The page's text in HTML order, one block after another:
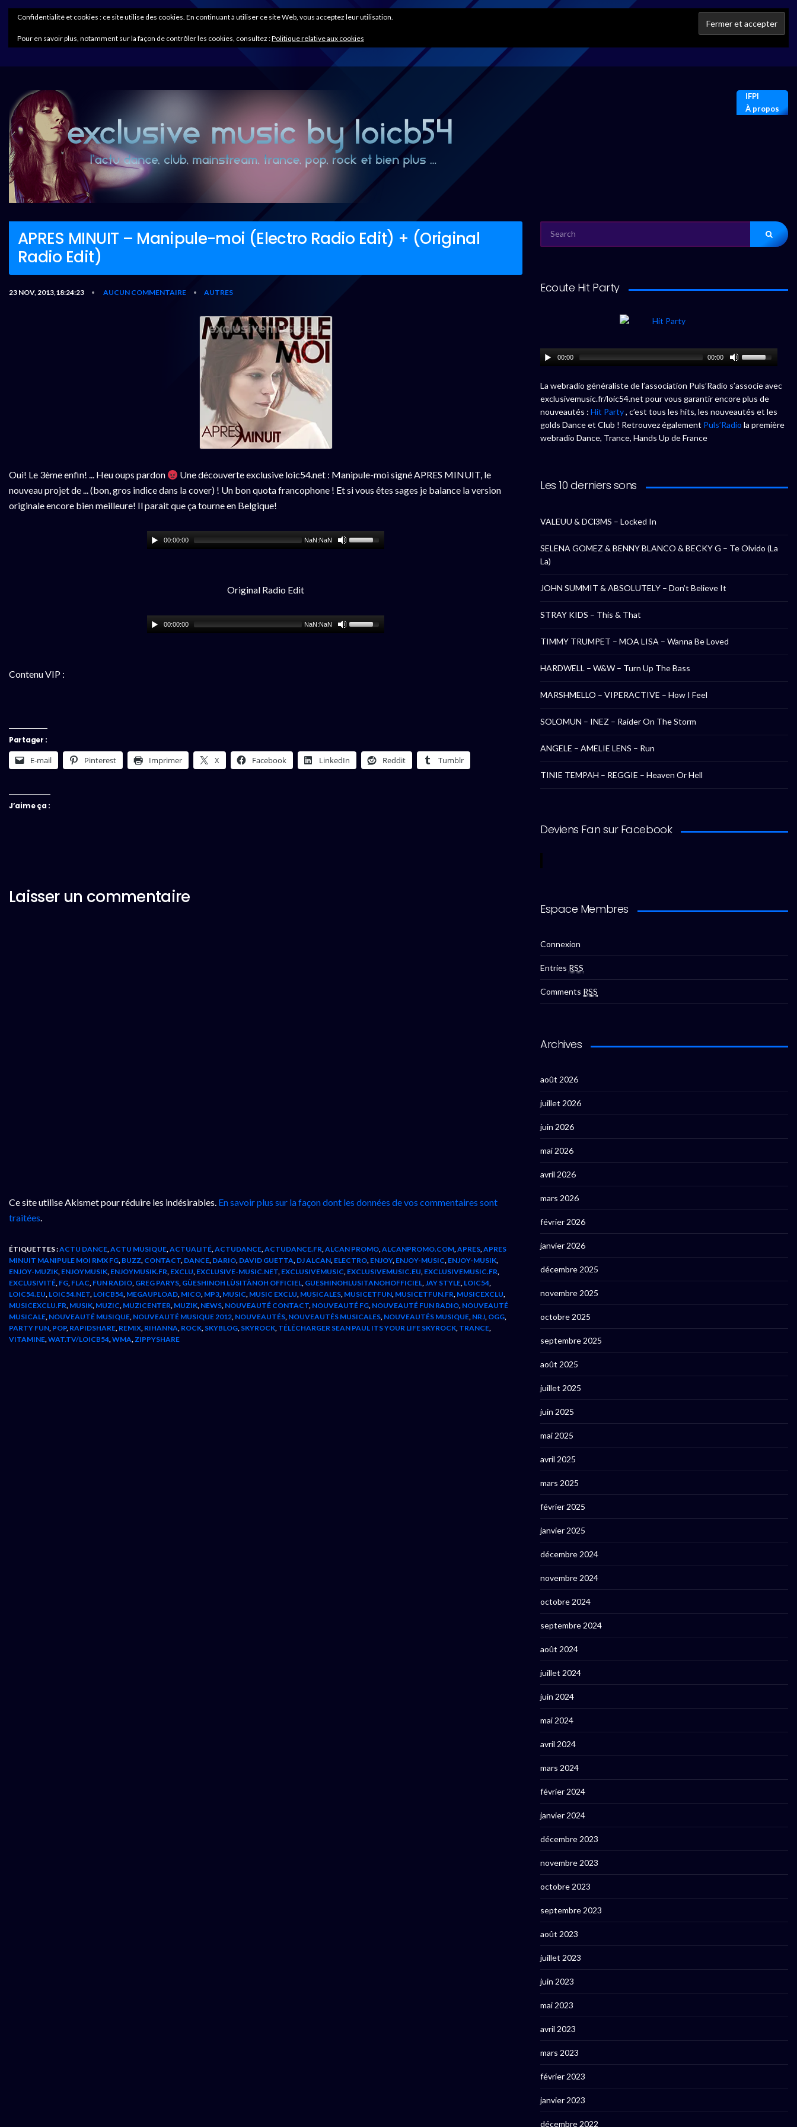
IFPI
À propos
APRES MINUIT – Manipule-moi (Electro Radio Edit) + (Original
Radio Edit)
23 NOV, 2013,18:24:23 • AUCUN COMMENTAIRE • AUTRES
Oui! Le 3ème enfin! ... Heu oups pardon
Une découverte exclusive loic54.net : Manipule-moi signé APRES MINUIT, le
nouveau projet de ... (bon, gros indice dans la cover) ! Un bon quota francophone ! Et si vous êtes sages je balance la version
originale encore bien meilleure! Il parait que ça tourne en Belgique!
00:00:00 NaN:NaN
Original Radio Edit
00:00:00 NaN:NaN
Contenu VIP :
Partager :
E-mail Pinterest Imprimer X Facebook LinkedIn Reddit Tumblr
J’aime ça :
Laisser un commentaire
Ce site utilise Akismet pour réduire les indésirables. En savoir plus sur la façon dont les données de vos commentaires sont
traitées.
ÉTIQUETTES :ACTU DANCE,ACTU MUSIQUE,ACTUALITÉ,ACTUDANCE,ACTUDANCE.FR,ALCAN PROMO,ALCANPROMO.COM,APRES,APRES
MINUIT MANIPULE MOI RMX FG, BUZZ, CONTACT, DANCE, DARIO, DAVID GUETTA, DJ ALCAN, ELECTRO, ENJOY, ENJOY-MUSIC, ENJOY-MUSIK,
ENJOY-MUZIK, ENJOYMUSIK, ENJOYMUSIK.FR, EXCLU, EXCLUSIVE-MUSIC.NET, EXCLUSIVEMUSIC, EXCLUSIVEMUSIC.EU, EXCLUSIVEMUSIC.FR,
EXCLUSIVITÉ, FG, FLAC, FUN RADIO, GREG PARYS, GÙESHINOH LÙSITÀNOH OFFICIEL, GUESHINOHLUSITANOHOFFICIEL,JAY STYLE, LOIC54,
LOIC54.EU, LOIC54.NET, LOICB54, MEGAUPLOAD, MICO, MP3, MUSIC, MUSIC EXCLU, MUSICALES, MUSICETFUN, MUSICETFUN.FR, MUSICEXCLU,
MUSICEXCLU.FR, MUSIK, MUZIC, MUZICENTER, MUZIK, NEWS, NOUVEAUTÉ CONTACT, NOUVEAUTÉ FG, NOUVEAUTÉ FUN RADIO, NOUVEAUTÉ
MUSICALE, NOUVEAUTÉ MUSIQUE, NOUVEAUTÉ MUSIQUE 2012, NOUVEAUTÉS, NOUVEAUTÉS MUSICALES, NOUVEAUTÉS MUSIQUE, NRJ, OGG,
PARTY FUN, POP, RAPIDSHARE, REMIX, RIHANNA, ROCK, SKYBLOG, SKYROCK, TÉLÉCHARGER SEAN PAUL ITS YOUR LIFE SKYROCK, TRANCE,
VITAMINE,WAT.TV/LOICB54,WMA,ZIPPYSHARE
FOR:
Ecoute Hit Party
00:00 00:00
La webradio généraliste de l’association Puls’Radio s’associe avec
exclusivemusic.fr/loic54.net pour vous garantir encore plus de
nouveautés : Hit Party, c’est tous les hits, les nouveautés et les
golds Dance et Club ! Retrouvez également Puls’Radio la première
webradio Dance, Trance, Hands Up de France
Les 10 derniers sons
VALEUU & DCl3MS – Locked In
SELENA GOMEZ & BENNY BLANCO & BECKY G – Te Olvido (La
La)
JOHN SUMMIT & ABSOLUTELY – Don’t Believe It
STRAY KIDS – This & That
TIMMY TRUMPET – MOA LISA – Wanna Be Loved
HARDWELL – W&W – Turn Up The Bass
MARSHMELLO – VIPERACTIVE – How I Feel
SOLOMUN – INEZ – Raider On The Storm
ANGELE – AMELIE LENS – Run
TINIE TEMPAH – REGGIE – Heaven Or Hell
Deviens Fan sur Facebook
Espace Membres
Connexion
Entries RSS
Comments RSS
Archives
août 2026
juillet 2026
juin 2026
mai 2026
avril 2026
mars 2026
février 2026
janvier 2026
décembre 2025
novembre 2025
octobre 2025
septembre 2025
août 2025
juillet 2025
juin 2025
mai 2025
avril 2025
mars 2025
février 2025
janvier 2025
décembre 2024
novembre 2024
octobre 2024
septembre 2024
août 2024
juillet 2024
juin 2024
mai 2024
avril 2024
mars 2024
février 2024
janvier 2024
décembre 2023
novembre 2023
octobre 2023
septembre 2023
août 2023
juillet 2023
juin 2023
mai 2023
avril 2023
mars 2023
février 2023
janvier 2023
décembre 2022
Confidentialité et cookies : ce site utilise des cookies. En continuant à utiliser ce site Web, vous acceptez leur utilisation.
Pour en savoir plus, notamment sur la façon de contrôler les cookies, consultez :Politique relative aux cookies